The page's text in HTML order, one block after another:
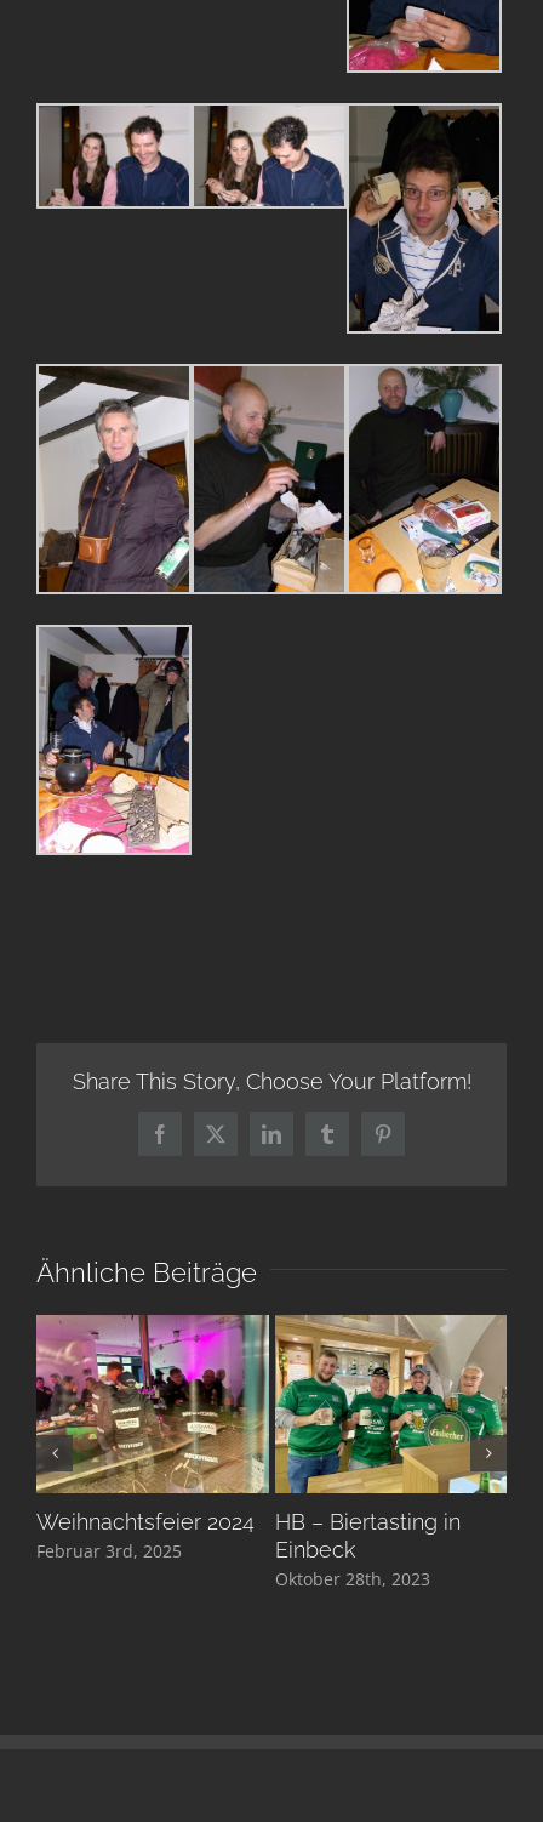
Share This Story, Choose Your Platform!
Facebook
X LinkedInTumblrPinterest
Ähnliche Beiträge
Weihnachtsfeier 2024
Februar 3rd, 2025
HB – Biertasting in
Einbeck
Oktober 28th, 2023